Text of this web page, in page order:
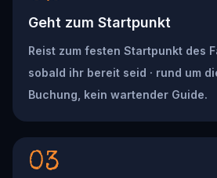
Geht zum Startpunkt
Reist zum festen Startpunkt des
sobald ihr bereit seid · rund um
Buchung, kein wartender Guide.
03